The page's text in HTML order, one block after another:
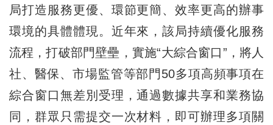
局打造服務更優、環節更簡、效率更高的辦事
環境的具體體現。近年來，該局持續優化服務
流程，打破部門壁壘，實施“大綜合窗口”，將人
社、醫保、市場監管等部門50多項高頻事項在
綜合窗口無差別受理，通過數據共享和業務協
同，群眾只需提交一次材料，即可辦理多項關